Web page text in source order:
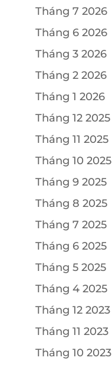
Tháng 7 2026
Tháng 6 2026
Tháng 3 2026
Tháng 2 2026
Tháng 1 2026
Tháng 12 2025
Tháng 11 2025
Tháng 10 2025
Tháng 9 2025
Tháng 8 2025
Tháng 7 2025
Tháng 6 2025
Tháng 5 2025
Tháng 4 2025
Tháng 12 2023
Tháng 11 2023
Tháng 10 2023